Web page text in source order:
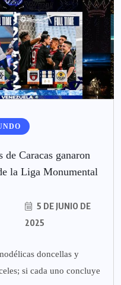
de Caracas ganaron
la Liga Monumental
5 DE JUNIO DE
2025
doncellas y
si cada uno concluye